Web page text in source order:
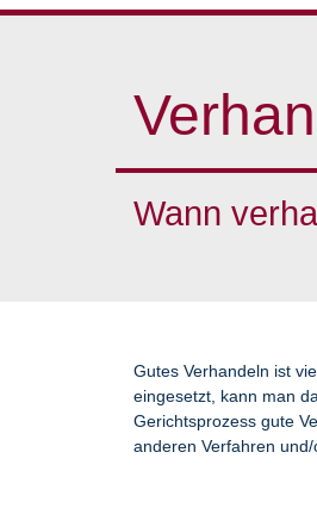
Wann
Gutes Verhandeln ist
eingesetzt, kann man
Gerichtsprozess gute
anderen Verfahren